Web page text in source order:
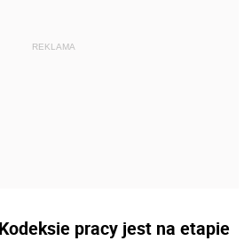
pracy jest na etapie